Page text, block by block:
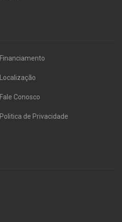
Financiamento
Localização
Fale Conosco
Politica de Privacidade